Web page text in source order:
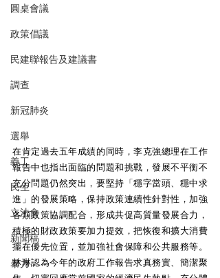
圓桌會議
政策倡議
民建聯報告及建議書
調查
新冠肺炎
選舉
義工
民生
立法會
新聞稿
暴力
在肯定過去五年成績的同時，李克強總理在工作
報告中也指出面臨的問題和挑戰，發展不平衡不
充分問題仍然突出，要堅持「穩字當頭、穩中求
進」的發展策略，保持政策連續性針對性，加強
各類政策協調配合，形成共促高質量發展合力，
積極的財政政策要加力提效，把恢復和擴大消費
擺在優先位置，並加強社會保障和公共服務等。
林琳認為今年的政府工作報告求真務實、簡潔聚